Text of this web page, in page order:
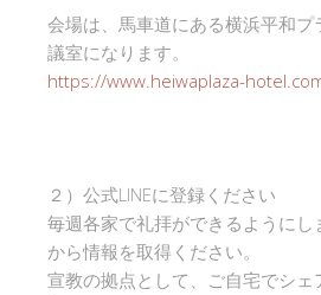
会場は、馬車道にある横浜平和プ
議室になります。
https://www.heiwaplaza-
２）公式LINEに登録ください
毎週各家で礼拝ができるようにし
から情報を取得ください。
宣教の拠点として、ご自宅でシェ